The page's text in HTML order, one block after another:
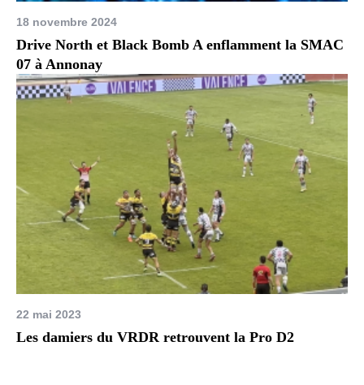
18 novembre 2024
Drive North et Black Bomb A enflamment la SMAC
07 à Annonay
22 mai 2023
Les damiers du VRDR retrouvent la Pro D2